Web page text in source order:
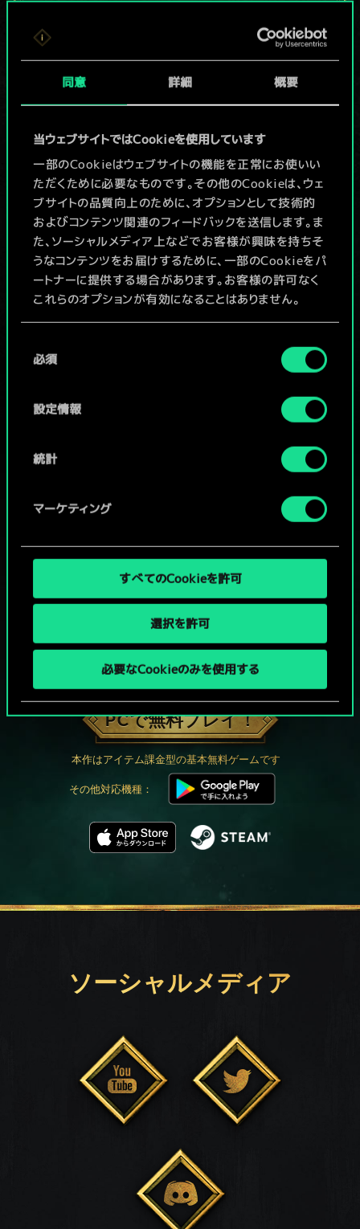
同意 詳細 概要
当ウェブサイトではCookieを使用しています
一部のCookieはウェブサイトの機能を正常にお使いい
ただくために必要なものです。その他のCookieは、ウェ
ブサイトの品質向上のために、オプションとして技術的
およびコンテンツ関連のフィードバックを送信します。ま
た、ソーシャルメディア上などでお客様が興味を持ちそ
うなコンテンツをお届けするために、一部のCookieをパ
ートナーに提供する場合があります。お客様の許可なく
これらのオプションが有効になることはありません。
詳細は、下記の「設定」メニューでご確認ください。
必須
設定情報
統計
マーケティング
すべてのCookieを許可
選択を許可
必要なCookieのみを使用する
現在はまだこれし
か共有デッキがあ
りませんが、
続々追加中！
デッキ名入力＆ガイドを作成
デッキを編集
/
グウェントでひと勝負といかない
か？
PCで無料プレイ！
本作はアイテム課金型の基本無料ゲームです
その他対応機種：
ソーシャルメディア